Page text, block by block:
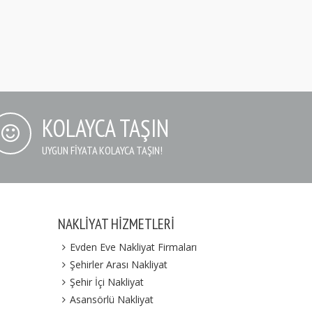
KOLAYCA TAŞIN
UYGUN FIYATA KOLAYCA TAŞIN!
NAKLIYAT HIZMETLERI
Evden Eve Nakliyat Firmaları
Şehirler Arası Nakliyat
Şehir İçi Nakliyat
Asansörlü Nakliyat